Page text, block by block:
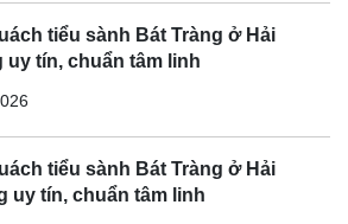
tiểu sành Bát Tràng ở Hải
uy tín, chuẩn tâm linh
tiểu sành Bát Tràng ở Hải
uy tín, chuẩn tâm linh